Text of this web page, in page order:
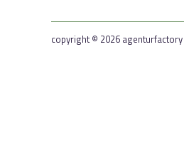
copyright © 2026 agenturfactory